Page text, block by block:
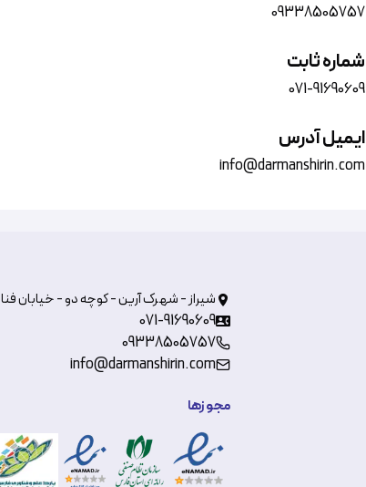
09338505757
شماره ثابت
071-91690609
ایمیل آدرس
info@darmanshirin.com
شیراز - شهرک آرین - کوچه دو - خیابان
071-91690609
09338505757
info@darmanshirin.com
مجوزها